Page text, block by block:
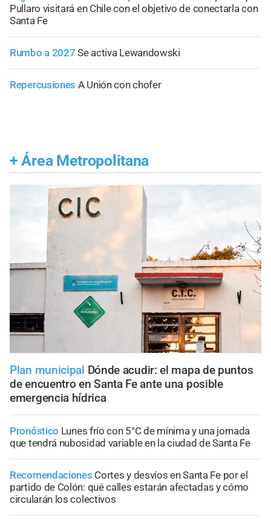
Pullaro visitará en Chile con el objetivo de conectarla con
Santa Fe
Rumbo a 2027 Se activa Lewandowski
Repercusiones A Unión con chofer
+ Área Metropolitana
Plan municipal Dónde acudir: el mapa de puntos
de encuentro en Santa Fe ante una posible
emergencia hídrica
Pronóstico Lunes frío con 5°C de mínima y una jornada
que tendrá nubosidad variable en la ciudad de Santa Fe
Recomendaciones Cortes y desvíos en Santa Fe por el
partido de Colón: qué calles estarán afectadas y cómo
circularán los colectivos